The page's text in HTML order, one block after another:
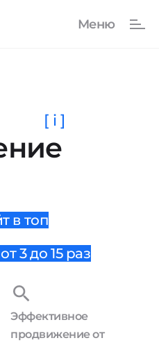
[ i ]
в топ
3 до 15 раз
Эффективное
продвижение от